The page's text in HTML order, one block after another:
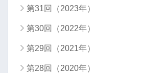
第31回（2023年）
第30回（2022年）
第29回（2021年）
第28回（2020年）